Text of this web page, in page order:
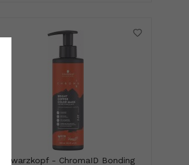
Schwarzkopf - ChromaID Bonding